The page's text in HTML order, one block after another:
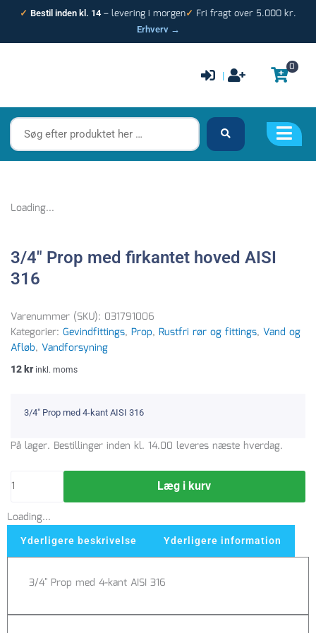
✓ Bestil inden kl. 14 – levering i morgen✓ Fri fragt over 5.000 kr.
Erhverv →
|
0
Søg
efter
produktet
Loading...
3/4″ Prop med firkantet hoved AISI
316
Varenummer (SKU): 031791006
Kategorier: Gevindfittings, Prop, Rustfri rør og fittings, Vand og
Afløb, Vandforsyning
12 kr inkl. moms
3/4″ Prop med 4-kant AISI 316
På lager. Bestillinger inden kl. 14.00 leveres næste hverdag.
3/4"
firkantet
AISI
316
antal
Læg i kurv
Loading...
Yderligere beskrivelse Yderligere information
3/4″ Prop med 4-kant AISI 316